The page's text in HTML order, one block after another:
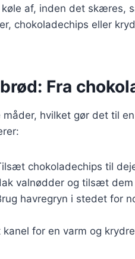
af, inden det skæres,
chokoladechips eller
Fra
hvilket gør det til
chokoladechips til
valnødder og tilsæt
havregryn i stedet for
for en varm og